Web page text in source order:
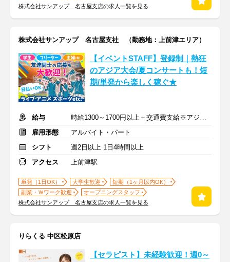
株式会社サンアップ 名古屋支店の求人一覧を見る
株式会社サンアップ 名古屋支社 （勤務地：上前津エリア）
【イベントSTAFF】登録制｜熱狂
のアジア大会/夏コンサートも！短
期/単発から楽しく稼ぐ★
給与
時給1300～1700円以上＋交通費支給※アジア大会手当もあり
雇用形態
アルバイト・パート
シフト
週2日以上 1日4時間以上
アクセス
上前津駅
単発（1日OK） 大学生歓迎
短期（1ヶ月以内OK）
副業・Ｗワーク歓迎
オープニングスタッフ
株式会社サンアップ 名古屋支店の求人一覧を見る
りらくる 中区松原店
【セラピスト】未経験歓迎！週0～